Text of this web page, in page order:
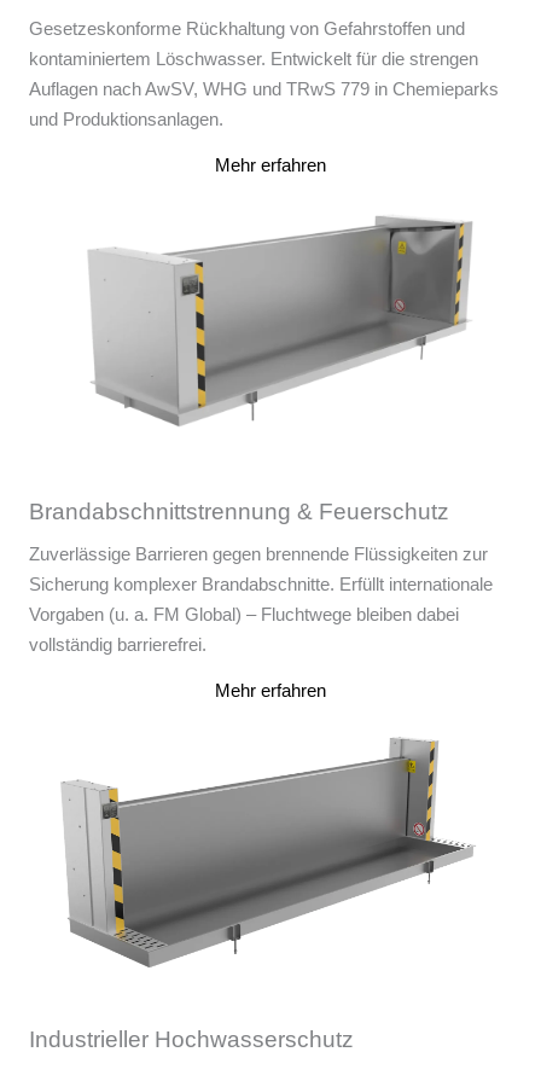
Gesetzeskonforme Rückhaltung von Gefahrstoffen und
kontaminiertem Löschwasser. Entwickelt für die strengen
Auflagen nach AwSV, WHG und TRwS 779 in Chemieparks
und Produktionsanlagen.
Mehr erfahren
Brandabschnittstrennung & Feuerschutz
Zuverlässige Barrieren gegen brennende Flüssigkeiten zur
Sicherung komplexer Brandabschnitte. Erfüllt internationale
Vorgaben (u. a. FM Global) – Fluchtwege bleiben dabei
vollständig barrierefrei.
Mehr erfahren
Industrieller Hochwasserschutz